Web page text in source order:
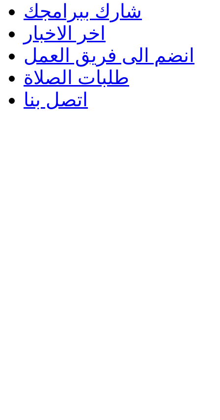
شارك ببرامجك
اخر الاخبار
انضم الى فريق العمل
طلبات الصلاة
اتصل بنا